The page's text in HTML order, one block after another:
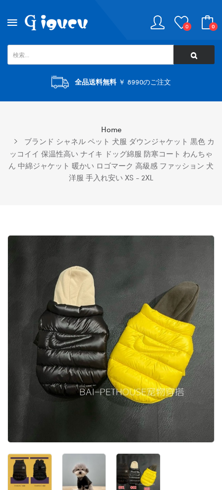
0 0
全品送料無料￥ 8990のご注文
Home
ブランド シャネル ペット 犬服 ダウンジャケット 黒色 カ
ッコイイ 保温性高い ナイキ ドッグ綿服 防寒コート わんちゃ
ん 中綿ジャケット 暖かい ロゴマーク 高級感 ファッション 犬
洋服 手入れ安い XS - 2XL